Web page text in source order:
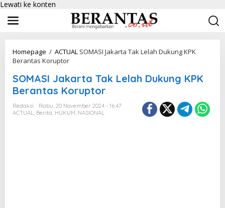
Lewati ke konten
Homepage / ACTUAL SOMASI Jakarta Tak Lelah Dukung KPK
Berantas Koruptor
SOMASI Jakarta Tak Lelah Dukung KPK
Berantas Koruptor
Redaksi
Rabu, 20 November 2024 - 16:47
ACTUAL, Berita, HUKUM, NASIONAL